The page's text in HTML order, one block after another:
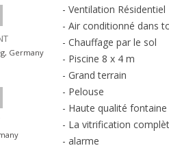
- Ventilation Résidentiel
- Air conditionné dans
- Chauffage par le sol
- Piscine 8 x 4 m
- Grand terrain
- Pelouse
- Haute qualité
- La vitrification
- alarme
Germany